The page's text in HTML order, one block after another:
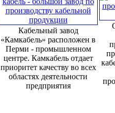
Кабельный завод
«Камкабель» расположен в
Перми - промышленном
центре. Камкабель отдает
приоритет качеству во всех
областях деятельности
предприятия